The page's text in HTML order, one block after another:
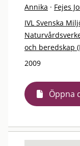
Annika · Fejes
IVL Svenska
och beredskap
2009
Öppna